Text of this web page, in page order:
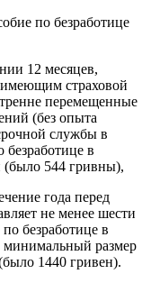
по безработице
12 месяцев,
страховой
перемещенные
(без опыта
службы в
в
(было 544 гривны),
года перед
не менее шести
безработице в
минимальный размер
1440 гривен).